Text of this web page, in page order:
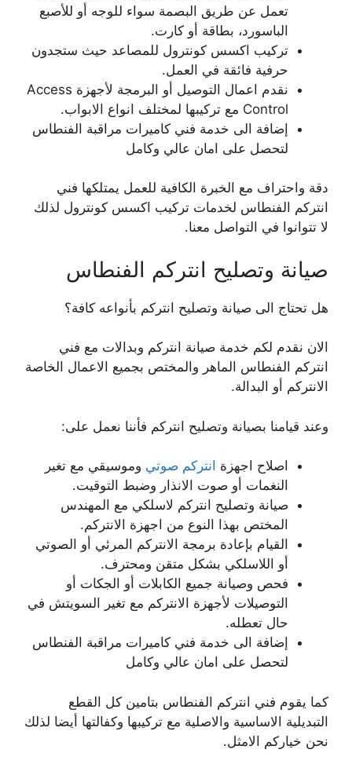
تعمل عن طريق البصمة سواء للوجه أو للأصبع
الباسورد، بطاقة أو كارت.
تركيب اكسس كونترول للمصاعد حيث ستجدون
حرفية فائقة في العمل.
نقدم اعمال التوصيل أو البرمجة لأجهزة Access
Control مع تركيبها لمختلف انواع الابواب.
إضافة الى خدمة فني كاميرات مراقبة الفنطاس
لتحصل على امان عالي وكامل
دقة واحتراف مع الخبرة الكافية للعمل يمتلكها فني
انتركم الفنطاس لخدمات تركيب اكسس كونترول لذلك
لا تتوانوا في التواصل معنا.
صيانة وتصليح انتركم الفنطاس
هل تحتاج الى صيانة وتصليح انتركم بأنواعه كافة؟
الان نقدم لكم خدمة صيانة انتركم وبدالات مع فني
انتركم الفنطاس الماهر والمختص بجميع الاعمال الخاصة
الانتركم أو البدالة.
وعند قيامنا بصيانة وتصليح انتركم فأننا نعمل على:
اصلاح اجهزة انتركم صوتي وموسيقي مع تغير
النغمات أو صوت الانذار وضبط التوقيت.
صيانة وتصليح انتركم لاسلكي مع المهندس
المختص بهذا النوع من اجهزة الانتركم.
القيام بإعادة برمجة الانتركم المرئي أو الصوتي
أو اللاسلكي بشكل متقن ومحترف.
فحص وصيانة جميع الكابلات أو الجكات أو
التوصيلات لأجهزة الانتركم مع تغير السويتش في
حال تعطله.
إضافة الى خدمة فني كاميرات مراقبة الفنطاس
لتحصل على امان عالي وكامل
كما يقوم فني انتركم الفنطاس بتامين كل القطع
التبديلية الاساسية والاصلية مع تركيبها وكفالتها أيضا لذلك
نحن خياركم الامثل.